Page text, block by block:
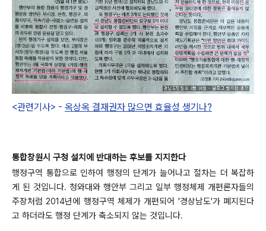
<관련기사> - 옥상옥 결재권자 많으면 효율성 생기나?
통합창원시 구청 설치에 반대하는 후보를 지지한다
행정구역 통합으로 인하여 행정의 단계가 늘어나고 절차는 더 복잡하
게 된 것입니다. 청와대와 행안부 그리고 일부 행정체제 개편론자들의
주장처럼 2014년에 행정구역 체제가 개편되어 '경상남도'가 폐지된다
고 하더라도 행정 단계가 축소되지 않는 것입니다.